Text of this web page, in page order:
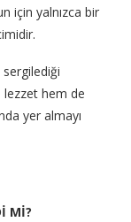
için yalnızca bir
lezzet hem de
yer almayı
Mİ?